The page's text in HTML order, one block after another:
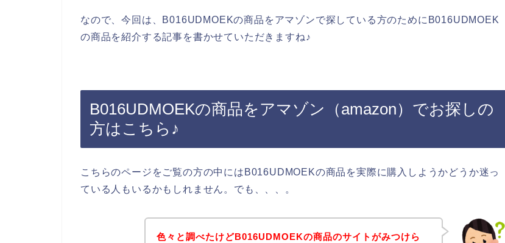
なので、今回は、B016UDMOEKの商品をアマゾンで探している方のためにB016UDMOEK
の商品を紹介する記事を書かせていただきますね♪
B016UDMOEKの商品をアマゾン（amazon）でお探しの
方はこちら♪
こちらのページをご覧の方の中にはB016UDMOEKの商品を実際に購入しようかどうか迷っ
ている人もいるかもしれません。でも、、、。
色々と調べたけどB016UDMOEKの商品のサイトがみつけら